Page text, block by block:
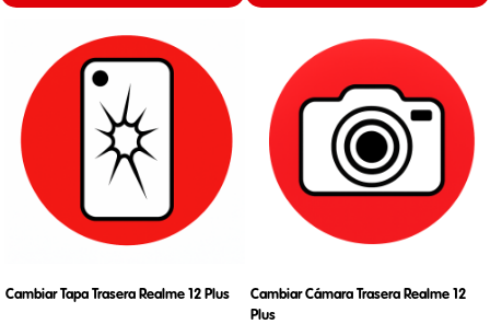
Cambiar Tapa Trasera Realme 12 Plus
Cambiar Cámara Trasera Realme 12
Plus